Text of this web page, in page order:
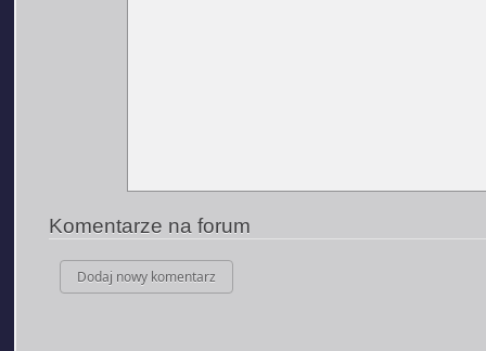
Komentarze na forum
Dodaj nowy komentarz